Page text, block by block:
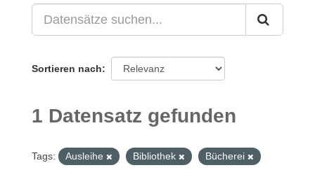
Sortieren nach
1 Datensatz gefunden
Tags: Ausleihe Bibliothek
Bücherei